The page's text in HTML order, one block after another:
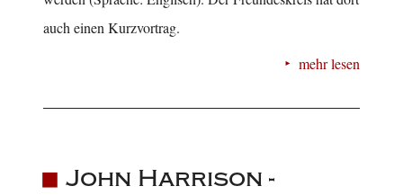
auch einen Kurzvortrag.
mehr lesen
John Harrison -